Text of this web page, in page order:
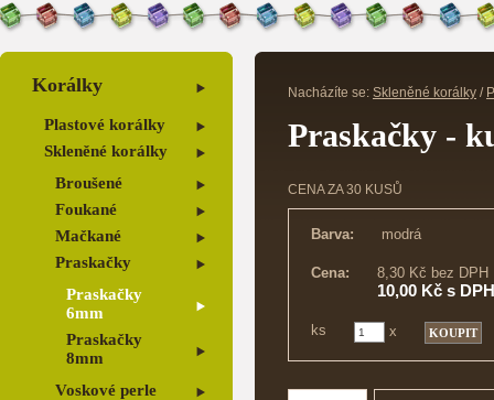
Korálky
Plastové korálky
Skleněné korálky
Broušené
Foukané
Mačkané
Praskačky
Praskačky
6mm
Praskačky
8mm
Voskové perle
Nacházíte se: Skleněné korálky /
Praskačky -
CENA ZA 30 KUSŮ
Barva: modrá
Cena: 8,30 Kč bez DPH
10,00 Kč s DPH
ks x